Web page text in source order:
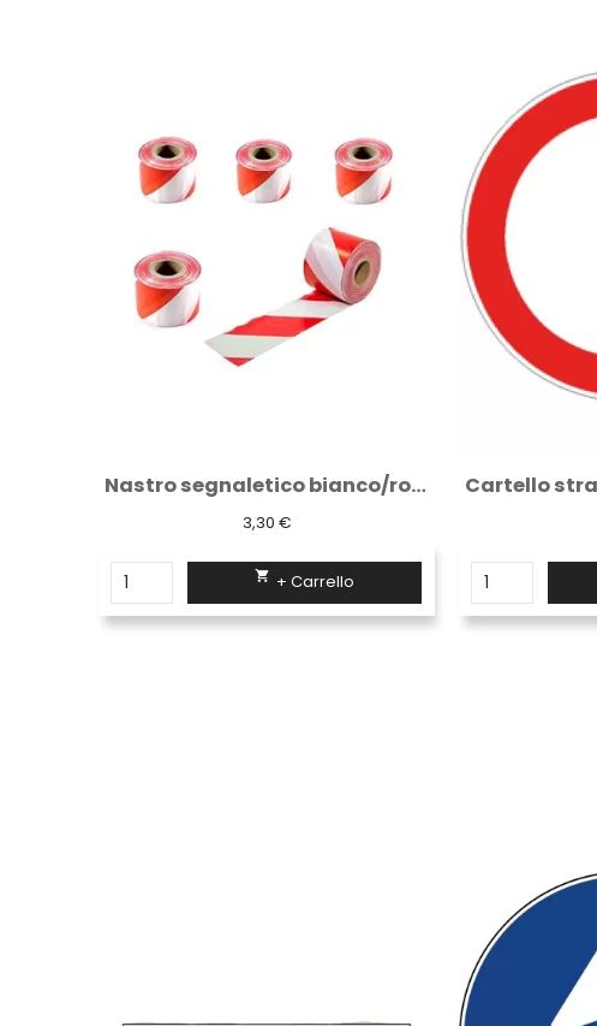
Nastro segnaletico bianco/rosso in...
3,30 €
 + Carrello